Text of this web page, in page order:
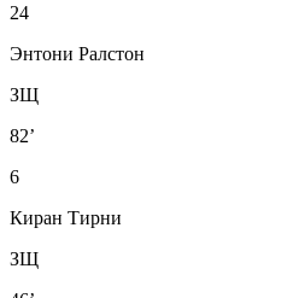
24
Энтони Ралстон
ЗЩ
82’
6
Киран Тирни
ЗЩ